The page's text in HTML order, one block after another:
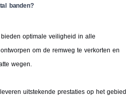
banden?
optimale veiligheid in alle
om de remweg te verkorten en
wegen.
uitstekende prestaties op het gebied